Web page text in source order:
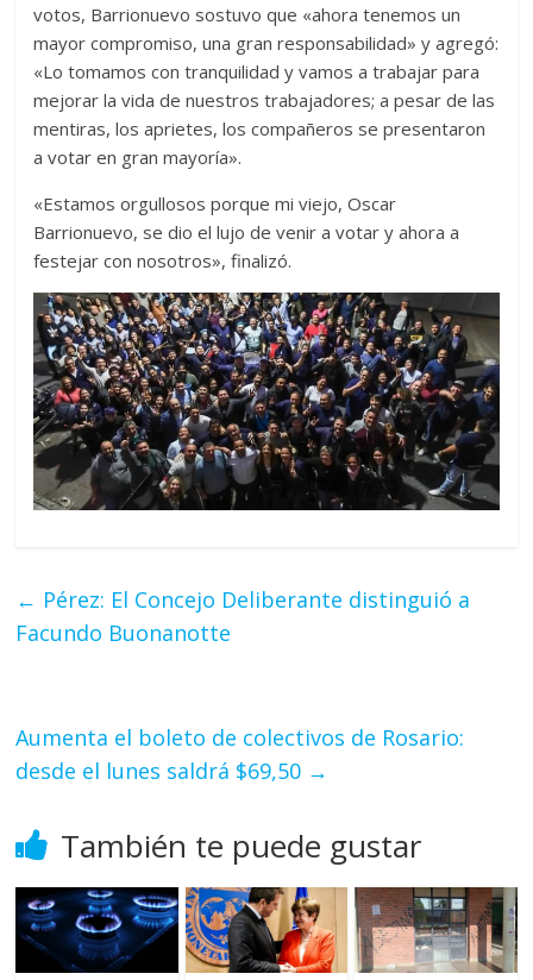
votos, Barrionuevo sostuvo que «ahora tenemos un
mayor compromiso, una gran responsabilidad» y agregó:
«Lo tomamos con tranquilidad y vamos a trabajar para
mejorar la vida de nuestros trabajadores; a pesar de las
mentiras, los aprietes, los compañeros se presentaron
a votar en gran mayoría».
«Estamos orgullosos porque mi viejo, Oscar
Barrionuevo, se dio el lujo de venir a votar y ahora a
festejar con nosotros», finalizó.
← Pérez: El Concejo Deliberante distinguió a
Facundo Buonanotte
Aumenta el boleto de colectivos de Rosario:
desde el lunes saldrá $69,50 →
También te puede gustar